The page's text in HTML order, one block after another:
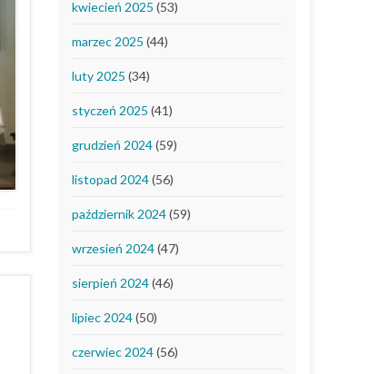
kwiecień 2025 (53)
marzec 2025 (44)
luty 2025 (34)
styczeń 2025 (41)
grudzień 2024(59)
listopad 2024(56)
październik 2024(59)
wrzesień 2024(47)
sierpień 2024(46)
lipiec 2024(50)
czerwiec 2024(56)